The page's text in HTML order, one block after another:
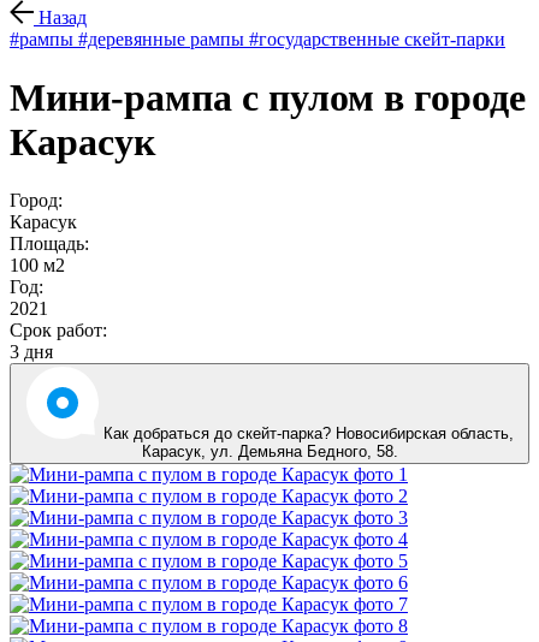
Назад
#рампы #деревянные рампы #государственные скейт-парки
Мини-рампа с пулом в городе
Карасук
Город:
Карасук
Площадь:
100 м2
Год:
2021
Срок работ:
3 дня
Как добраться до скейт-парка? Новосибирская область,
Карасук, ул. Демьяна Бедного, 58.